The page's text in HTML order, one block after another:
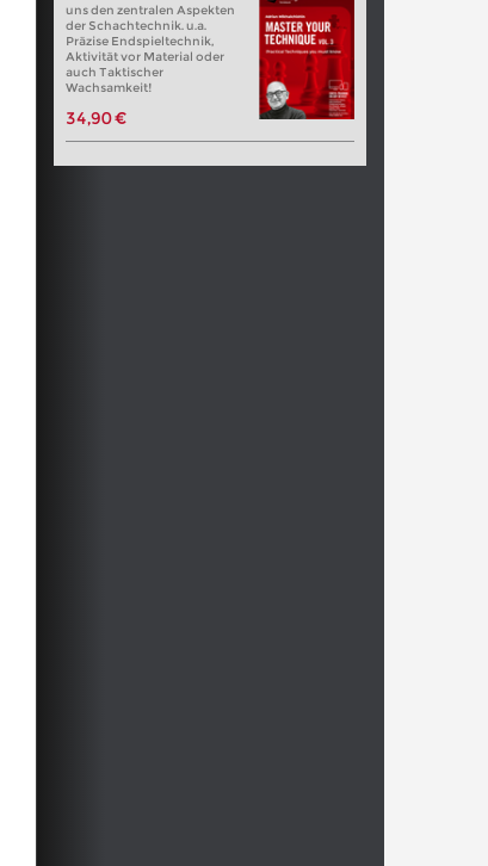
uns den zentralen Aspekten
der Schachtechnik. u.a.
Präzise Endspieltechnik,
Aktivität vor Material oder
auch Taktischer
Wachsamkeit!
34,90 €